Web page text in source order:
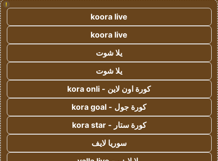
!
koora live
koora live
يلا شوت
يلا شوت
كورة اون لاين - kora onli
كورة جول - kora goal
كورة ستار - kora star
سوريا لايف